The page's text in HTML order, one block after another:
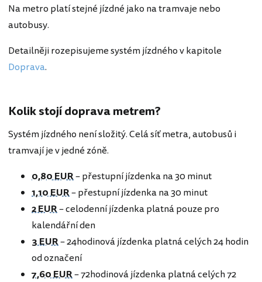
Na metro platí stejné jízdné jako na tramvaje nebo
autobusy.
Detailněji rozepisujeme systém jízdného v kapitole
Doprava.
Kolik stojí doprava metrem?
Systém jízdného není složitý. Celá síť metra, autobusů i
tramvají je v jedné zóně.
0,80 EUR– přestupní jízdenka na 30 minut
1,10 EUR– přestupní jízdenka na 30 minut
2 EUR– celodenní jízdenka platná pouze pro
kalendářní den
3 EUR– 24hodinová jízdenka platná celých 24 hodin
od označení
7,60 EUR– 72hodinová jízdenka platná celých 72